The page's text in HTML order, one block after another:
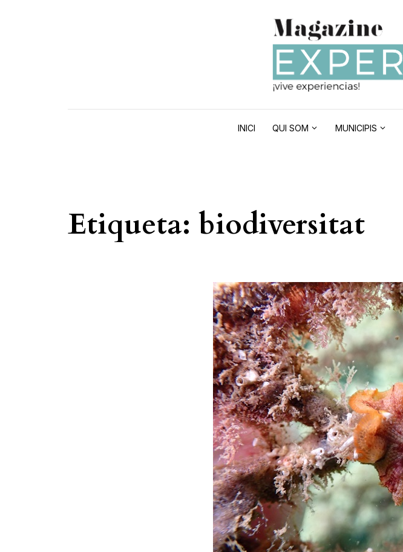
INICI QUI SOM MUNICIPIS
Etiqueta: biodiversitat